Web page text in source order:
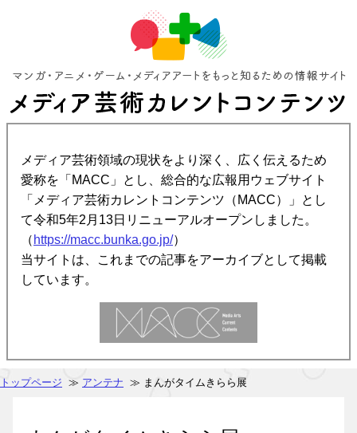
メディア芸術領域の現状をより深く、広く伝えるため
愛称を「MACC」とし、総合的な広報用ウェブサイト
「メディア芸術カレントコンテンツ（MACC）」とし
て令和5年2月13日リニューアルオープンしました。
（ https://macc.bunka.go.jp/）
当サイトは、これまでの記事をアーカイブとして掲載
しています。
トップページ ≫ アンテナ ≫ まんがタイムきらら展